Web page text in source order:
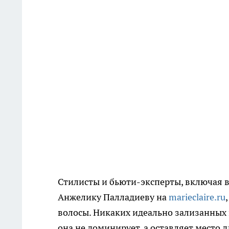
Стилисты и бьюти-эксперты, включая
Анжелику Палладиеву наmarieclaire.ru
волосы. Никаких идеально зализанных